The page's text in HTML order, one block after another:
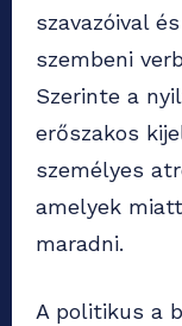
szavazóival
szembeni
Szerinte a
erőszakos
személyes
amelyek
maradni.
A politikus a